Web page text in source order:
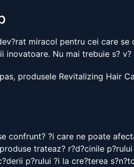
miracol pentru cei care
Nu mai trebuie s?
produsele Revitalizing Hair
?i care ne poate
trateaz? r?d?cinile
p?rului ?i la cre?terea